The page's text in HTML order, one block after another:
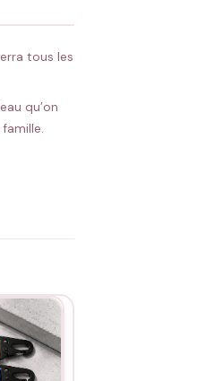
tous les
qu’on